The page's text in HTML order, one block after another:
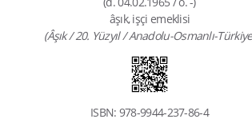
âşık, işçi emeklisi
(Âşık / 20. Yüzyıl / Anadolu-Osmanlı-
ISBN: 978-9944-237-86-4